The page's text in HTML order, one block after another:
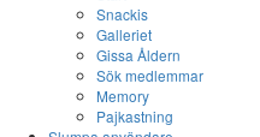
Snackis
Galleriet
Gissa Åldern
Sök medlemmar
Memory
Pajkastning